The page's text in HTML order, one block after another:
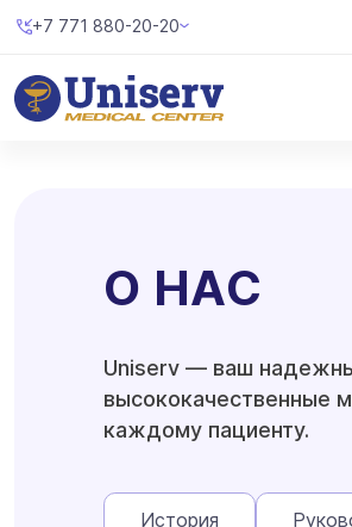
+7 771 880-20-20
О НАС
Uniserv — ваш
высококачественные
каждому пациенту.
История